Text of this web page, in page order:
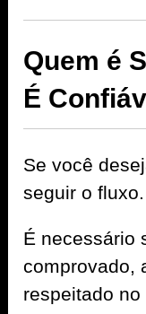
Quem é
É
Se você
seguir o fluxo.
É necessário
comprovado,
respeitado